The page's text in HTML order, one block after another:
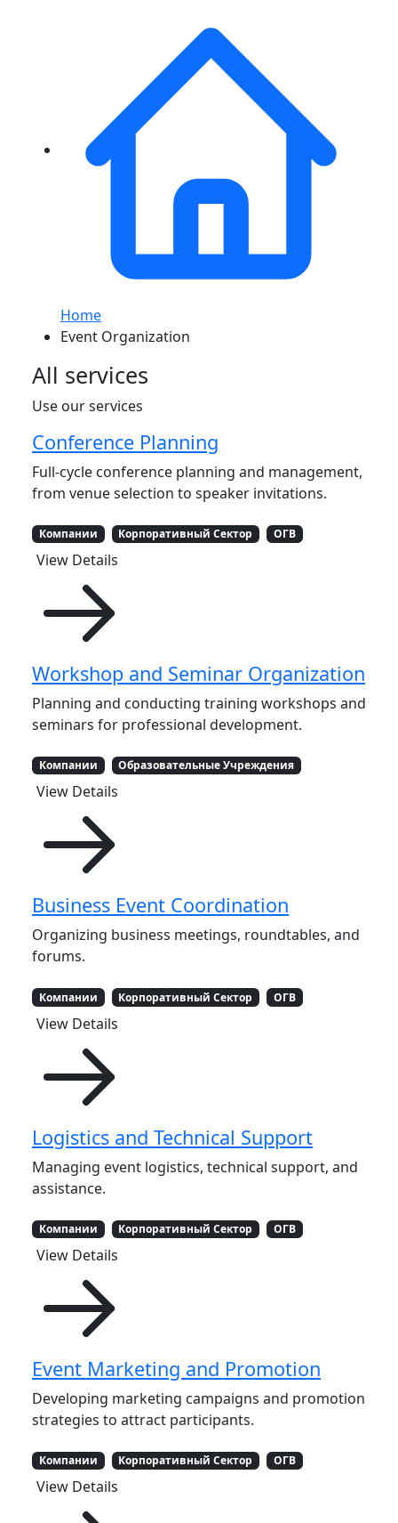
Home
Event Organization
All services
Use our services
Conference Planning
Full-cycle conference planning and management,
from venue selection to speaker invitations.
Компании Корпоративный Сектор ОГВ
View Details
Workshop and Seminar Organization
Planning and conducting training workshops and
seminars for professional development.
Компании Образовательные Учреждения
View Details
Business Event Coordination
Organizing business meetings, roundtables, and
forums.
Компании Корпоративный Сектор ОГВ
View Details
Logistics and Technical Support
Managing event logistics, technical support, and
assistance.
Компании Корпоративный Сектор ОГВ
View Details
Event Marketing and Promotion
Developing marketing campaigns and promotion
strategies to attract participants.
Компании Корпоративный Сектор ОГВ
View Details